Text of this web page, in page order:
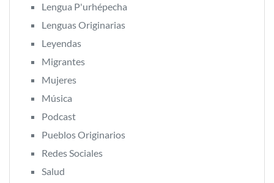
Lengua P'urhépecha
Lenguas Originarias
Leyendas
Migrantes
Mujeres
Música
Podcast
Pueblos Originarios
Redes Sociales
Salud